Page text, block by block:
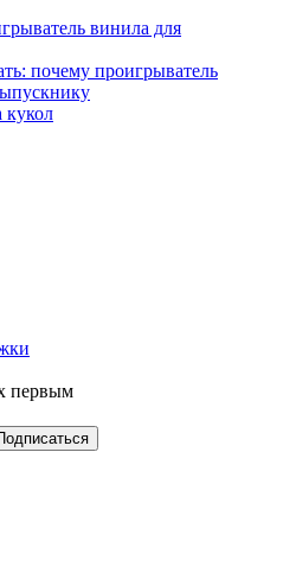
винила для
почему проигрыватель
кукол
первым